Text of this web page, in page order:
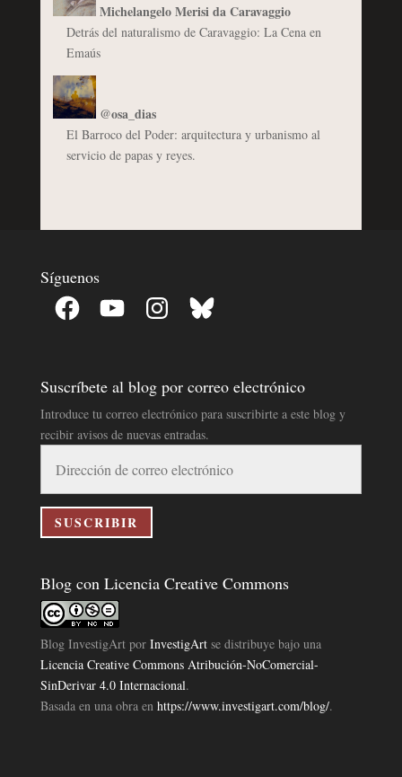
Michelangelo Merisi da Caravaggio
Detrás del naturalismo de Caravaggio: La Cena en
Emaús
@osa_dias
El Barroco del Poder: arquitectura y urbanismo al
servicio de papas y reyes.
Síguenos
Facebook YouTube InstagramBluesky
Suscríbete al blog por correo electrónico
Introduce tu correo electrónico para suscribirte a este blog y
recibir avisos de nuevas entradas.
correo
electrónico
SUSCRIBIR
Blog con Licencia Creative Commons
Blog InvestigArtpor InvestigArtse distribuye bajo una
Licencia Creative Commons Atribución-NoComercial-
SinDerivar 4.0 Internacional.
Basada en una obra en https://www.investigart.com/blog/.